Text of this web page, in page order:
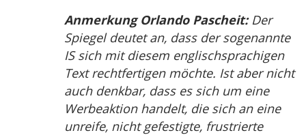
Anmerkung Orlando Pascheit:Der
Spiegel deutet an, dass der sogenannte
IS sich mit diesem englischsprachigen
Text rechtfertigen möchte. Ist aber nicht
auch denkbar, dass es sich um eine
Werbeaktion handelt, die sich an eine
unreife, nicht gefestigte, frustrierte